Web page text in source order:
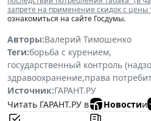
запрете на применение скидок с цены
ознакомиться на сайте Госдумы.
Авторы:Валерий Тимошенко
Теги:борьба с курением,
государственный контроль
здравоохранение,права
Источник:ГАРАНТ.РУ
Читать ГАРАНТ.РУ в
Новостии